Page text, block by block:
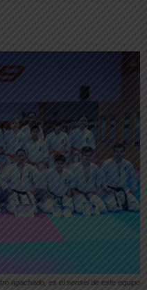
agachado, es el sensei de este equipo